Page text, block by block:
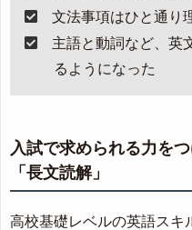
文法事項はひと通り
主語と動詞など、英
るようになった
入試で求められる力を
「長文読解」
高校基礎レベルの英語スキ